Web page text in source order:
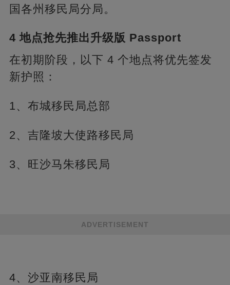
国各州移民局分局。
4 地点抢先推出升级版 Passport
在初期阶段，以下 4 个地点将优先签发
新护照：
1、布城移民局总部
2、吉隆坡大使路移民局
3、旺沙马朱移民局
ADVERTISEMENT
4、沙亚南移民局